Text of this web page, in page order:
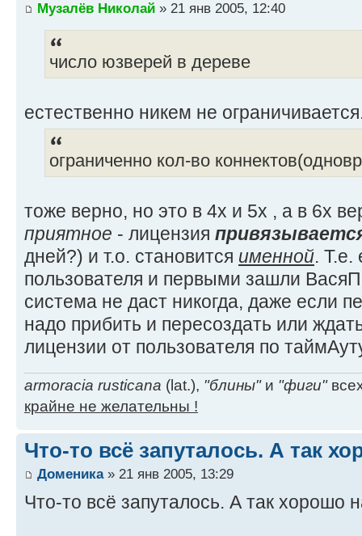
Музалёв Николай » 21 янв 2005, 12:40
число юзверей в дереве
естественно никем не
ограниченно кол-во
тоже верно, но это в 4х и 5х , а в 6х
приятное - лицензия
дней?) и т.о. становится именной. Т.е.
пользователя и первыми зашли
система не даст никогда, даже если
надо прибить и пересоздать или
лицензии от пользователя по
armoracia rusticana (lat.), "блины"и "фиги"
крайне не желательны !
Что-то всё запуталось. А так
Доменика» 21 янв 2005, 13:29
Что-то всё запуталось. А так хорошо